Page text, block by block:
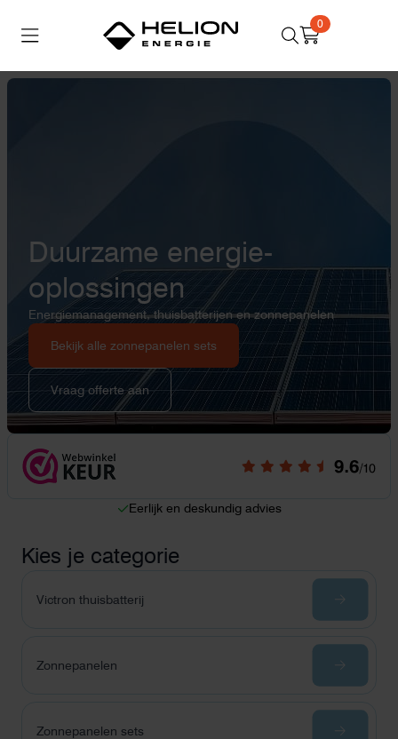
0
for:
Duurzame energie-
oplossingen
Energiemanagement, thuisbatterijen en zonnepanelen
Bekijk alle zonnepanelen sets
Vraag offerte aan
Eerlijk en deskundig advies
Kies je categorie
Victron thuisbatterij
Zonnepanelen
Zonnepanelen sets